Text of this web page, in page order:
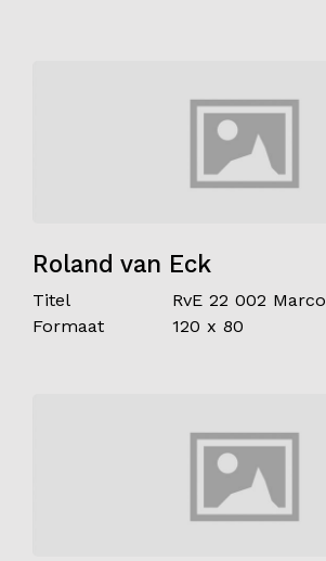
Roland van Eck
Titel
RvE 22 002 Marco
Formaat
120 x 80